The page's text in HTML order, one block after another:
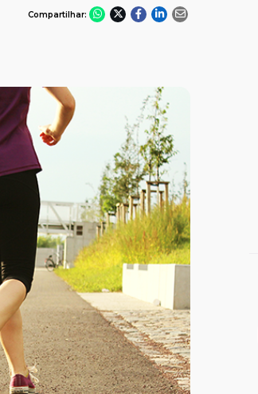
Compartilhar: